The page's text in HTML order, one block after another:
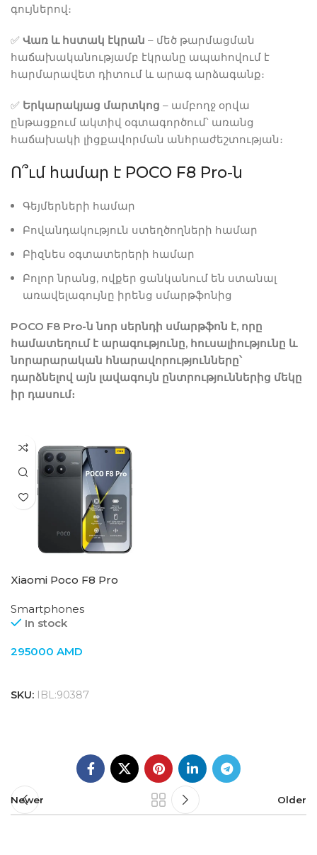
գույներով։
✅ Վառ և հստակ էկրան – մեծ թարմացման
հաճախականությամբ էկրանը ապահովում է
հարմարավետ դիտում և արագ արձագանք։
✅ Երկարակյաց մարտկոց – ամբողջ օրվա
ընթացքում ակտիվ օգտագործում՝ առանց
հաճախակի լիցքավորման անհրաժեշտության։
Ո՞ւմ համար է POCO F8 Pro-ն
Գեյմերների համար
Բովանդակություն ստեղծողների համար
Բիզնես օգտատերերի համար
Բոլոր նրանց, ովքեր ցանկանում են ստանալ
առավելագույնը իրենց սմարթֆոնից
POCO F8 Pro-ն նոր սերնդի սմարթֆոն է, որը
համատեղում է արագությունը, հուսալիությունը և
նորարարական հնարավորությունները՝
դարձնելով այն լավագույն ընտրություններից մեկը
իր դասում։
Xiaomi Poco F8 Pro
Smartphones
In stock
295000 AMD
SKU: IBL:90387
Newer Older